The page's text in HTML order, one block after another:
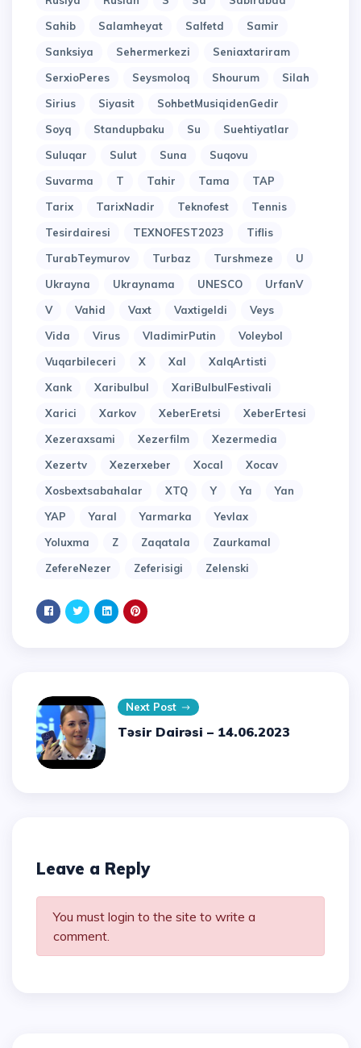
Sahib
Salamheyat Salfetd
Samir
Sanksiya
Sehermerkezi
Seniaxtariram
SerxioPeres
Seysmoloq Shourum
Silah
Sirius
Siyasit
SohbetMusiqidenGedir
Soyq
Standupbaku Su
Suehtiyatlar
Suluqar
Sulut Suna
Suqovu
Suvarma
T Tahir Tama
TAP
Tarix
TarixNadir Teknofest
Tennis
Tesirdairesi
TEXNOFEST2023
Tiflis
TurabTeymurov
Turbaz Turshmeze
U
Ukrayna
Ukraynama UNESCO
UrfanV
V
Vahid Vaxt Vaxtigeldi
Veys
Vida
Virus VladimirPutin
Voleybol
Vuqarbileceri
X Xal
XalqArtisti
Xank
Xaribulbul
XariBulbulFestivali
Xarici
Xarkov XeberEretsi
XeberErtesi
Xezeraxsami
Xezerfilm
Xezermedia
Xezertv
Xezerxeber Xocal
Xocav
Xosbextsabahalar
XTQ Y Ya
Yan
YAP
Yaral Yarmarka
Yevlax
Yoluxma
Z Zaqatala
Zaurkamal
ZefereNezer
Zeferisigi Zelenski
Next Post
Təsir Dairəsi – 14.06.2023
Leave a Reply
You must login to the site to write a
comment.